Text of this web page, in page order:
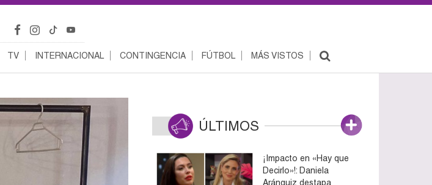
TV INTERNACIONAL CONTINGENCIA FÚTBOL MÁS VISTOS
ÚLTIMOS
¡Impacto en «Hay que
Decirlo»!: Daniela
Aránguiz destapa